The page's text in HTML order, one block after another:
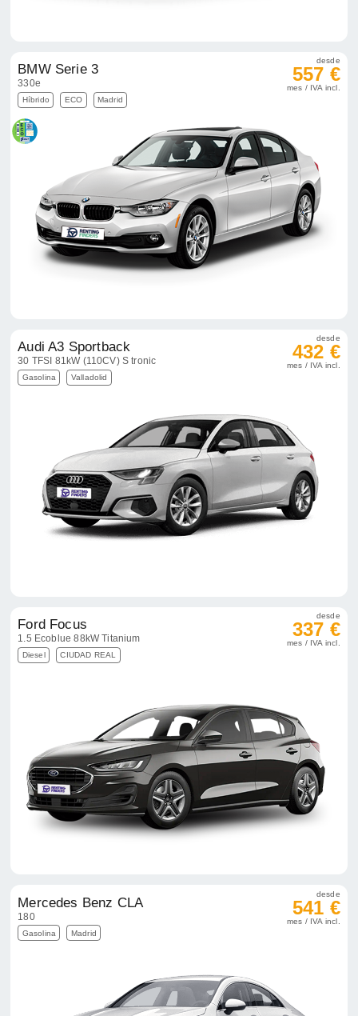
BMW Serie 3
330e
Híbrido ECO Madrid
desde
557 €
mes / IVA incl.
Audi A3 Sportback
30 TFSI 81kW (110CV) S tronic
Gasolina Valladolid
desde
432 €
mes / IVA incl.
Ford Focus
1.5 Ecoblue 88kW Titanium
Diesel CIUDAD REAL
desde
337 €
mes / IVA incl.
Mercedes Benz CLA
180
Gasolina Madrid
desde
541 €
mes / IVA incl.